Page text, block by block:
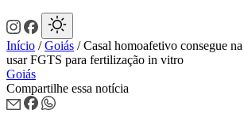
Início / Goiás / Casal homoafetivo consegue
usar FGTS para fertilização in vitro
Goiás
Compartilhe essa notícia